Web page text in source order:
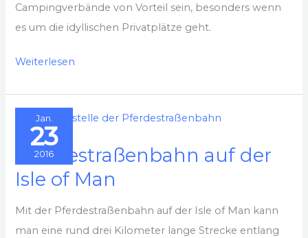
Campingverbände von Vorteil sein, besonders wenn
es um die idyllischen Privatplätze geht.
Erfahrungen
Caravan
Club
Weiterlesen
Jan.
23
2016
Pferdestraßenbahn auf der
Isle of Man
Mit der Pferdestraßenbahn auf der Isle of Man kann
man eine rund drei Kilometer lange Strecke entlang